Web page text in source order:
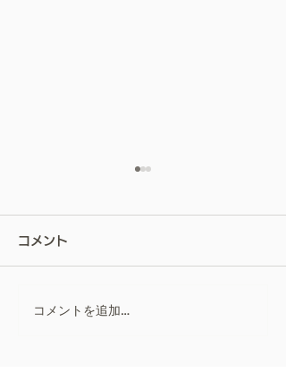
が屋根カバー工法を勧め
る理由ー
人としての裏話 ― こんにち
コメント
コメントを追加…